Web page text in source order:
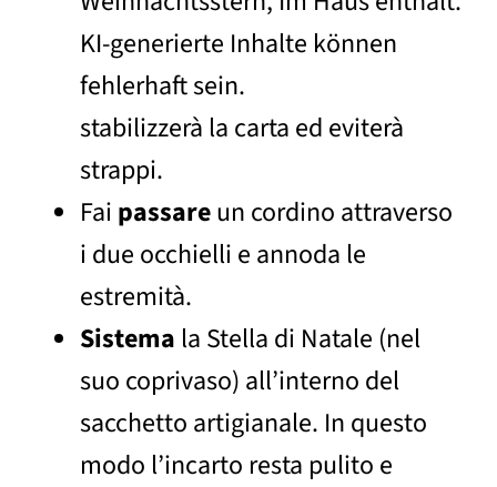
stabilizzerà la carta ed eviterà
strappi.
Fai passareun cordino attraverso
i due occhielli e annoda le
estremità.
Sistema la Stella di Natale (nel
suo coprivaso) all’interno del
sacchetto artigianale. In questo
modo l’incarto resta pulito e